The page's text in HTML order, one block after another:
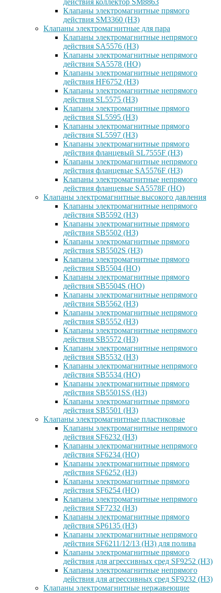
дейcтвия коллектор SM8863
Клапаны электромагнитные прямого
действия SM3360 (НЗ)
Клапаны электромагнитные для пара
Клапаны электромагнитные непрямого
действия SA5576 (НЗ)
Клапаны электромагнитные непрямого
действия SA5578 (НО)
Клапаны электромагнитные непрямого
действия HF6752 (НЗ)
Клапаны электромагнитные непрямого
действия SL5575 (НЗ)
Клапаны электромагнитные прямого
действия SL5595 (НЗ)
Клапаны электромагнитные прямого
действия SL5597 (НЗ)
Клапаны электромагнитные прямого
действия фланцевый SL7555F (НЗ)
Клапаны электромагнитные непрямого
действия фланцевые SA5576F (НЗ)
Клапаны электромагнитные непрямого
действия фланцевые SA5578F (НО)
Клапаны электромагнитные высокого давления
Клапаны электромагнитные непрямого
действия SB5592 (НЗ)
Клапаны электромагнитные прямого
действия SB5502 (НЗ)
Клапаны электромагнитные прямого
действия SB5502S (НЗ)
Клапаны электромагнитные прямого
действия SB5504 (НО)
Клапаны электромагнитные прямого
действия SB5504S (НО)
Клапаны электромагнитные непрямого
действия SB5562 (НЗ)
Клапаны электромагнитные непрямого
действия SB5552 (НЗ)
Клапаны электромагнитные непрямого
действия SB5572 (НЗ)
Клапаны электромагнитные непрямого
действия SB5532 (НЗ)
Клапаны электромагнитные непрямого
действия SB5534 (НО)
Клапаны электромагнитные прямого
действия SB5501SS (НЗ)
Клапаны электромагнитные прямого
действия SB5501 (НЗ)
Клапаны электромагнитные пластиковые
Клапаны электромагнитные непрямого
действия SF6232 (НЗ)
Клапаны электромагнитные непрямого
действия SF6234 (НО)
Клапаны электромагнитные прямого
действия SF6252 (НЗ)
Клапаны электромагнитные прямого
действия SF6254 (НО)
Клапаны электромагнитные непрямого
действия SF7232 (НЗ)
Клапаны электромагнитные прямого
действия SP6135 (НЗ)
Клапаны электромагнитные непрямого
действия SF6211/12/13 (НЗ) для полива
Клапаны электромагнитные прямого
действия для агрессивных сред SF9252 (H3)
Клапаны электромагнитные непрямого
действия для агрессивных сред SF9232 (H3)
Клапаны электромагнитные нержавеющие